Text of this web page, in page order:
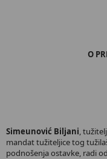
O
Simeunović Biljani,
mandat tužiteljice tog
podnošenja ostavke, radi